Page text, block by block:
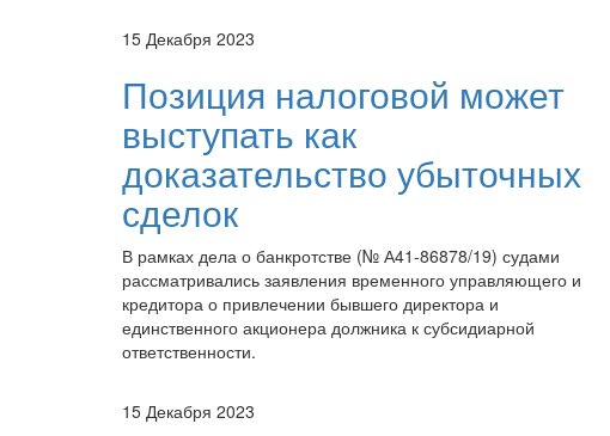
15 Декабря 2023
Позиция налоговой может
выступать как
доказательство убыточных
сделок
В рамках дела о банкротстве (№ А41-86878/19) судами
рассматривались заявления временного управляющего и
кредитора о привлечении бывшего директора и
единственного акционера должника к субсидиарной
ответственности.
15 Декабря 2023